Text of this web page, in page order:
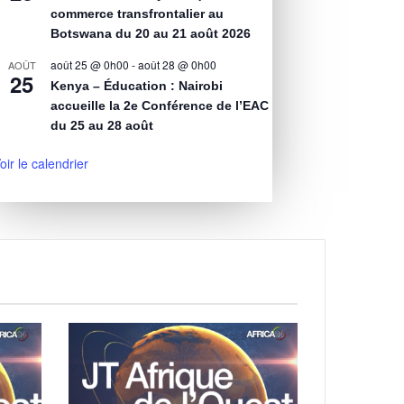
commerce transfrontalier au
Botswana du 20 au 21 août 2026
AOÛT
25
août 25 @ 0h00 -août 28 @ 0h00
Kenya – Éducation : Nairobi
accueille la 2e Conférence de l’EAC
du 25 au 28 août
le calendrier